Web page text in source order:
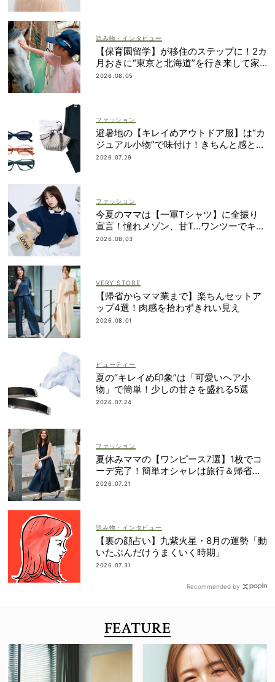
読み物・インタビュー
【保育園留学】が移住のステップに！2カ
月おきに“東京と北海道”を行き来して家
族で決断
2026.08.05
ファッション
避暑地の【キレイめアウトドア服】は“カ
ジュアル小物”で味付け！きちんと感との
バランスに注目
2026.07.29
ファッション
今夏のママは【一軍Tシャツ】に全振り
宣言！憧れメゾン、甘T…ワンツーでキマ
るものだけ
2026.08.03
VERY STORE
【帰省からママ業まで】楽ちんセットア
ップ4選！肉感を拾わずきれい見え
2026.08.01
ビューティー
夏の“キレイめ印象”は「可愛いヘア小
物」で簡単！少しの甘さを盛れる5選
2026.07.24
ファッション
夏休みママの【ワンピース7選】1枚でコ
ーデ完了！簡単オシャレは旅行＆帰省に
も
2026.07.21
読み物・インタビュー
【裏の顔占い】九紫火星・8月の運勢「動
いたぶんだけうまくいく時期」
2026.07.31
Recommended by
FEATURE